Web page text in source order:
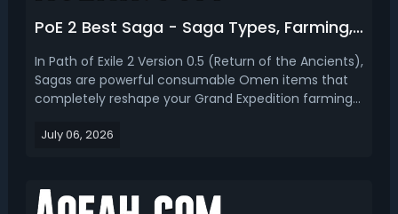
PoE 2 Best Saga - Saga Types, Farming, Crafting, When and How to Use
In Path of Exile 2 Version 0.5 (Return of the Ancients),
Sagas are powerful consumable Omen items that
completely reshape your Grand Expedition farming
Logbooks to add guaranteed effects, special boss
July 06, 2026